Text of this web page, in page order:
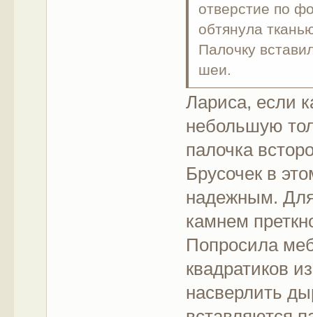
отверстие по
обтянула
Палочку
шеи.
Лариса, если
небольшую
палочка
Брусочек в
надежным.
камнем
Попросила
квадратиков
насверлить